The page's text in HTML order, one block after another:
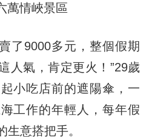
萬情峽景區
了9000多元，整個假期
人氣，肯定更火！”29歲
小吃店前的遮陽傘，一
工作的年輕人，每年假
意搭把手。